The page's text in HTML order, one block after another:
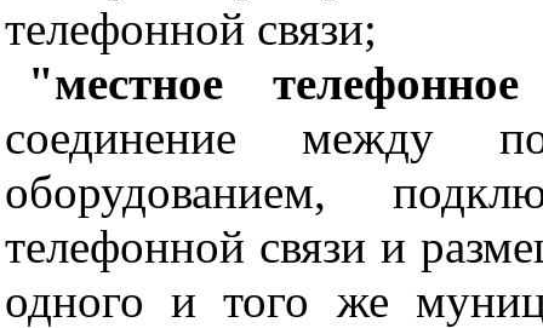
телефонной связи;
"местное
соединение между
оборудованием,
телефонной связи и
одного и того же